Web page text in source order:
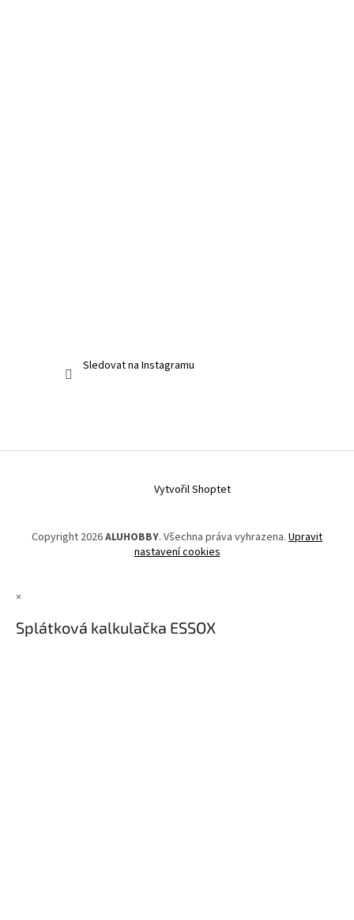
Sledovat na Instagramu
Vytvořil Shoptet
Copyright 2026ALUHOBBY. Všechna práva vyhrazena. Upravit
nastavení cookies
×
Splátková kalkulačka ESSOX